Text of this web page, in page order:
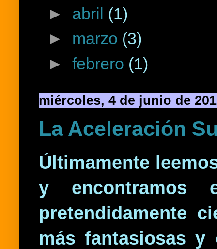
► abril (1)
► marzo (3)
► febrero (1)
miércoles, 4 de junio de
La Aceleración
Últimamente
y encontramos
pretendidamente
más fantasiosas y